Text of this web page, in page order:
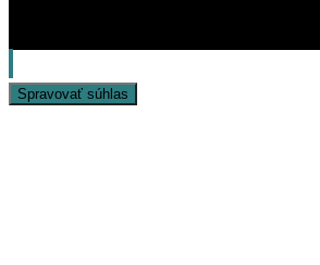
Spravovať súhlas